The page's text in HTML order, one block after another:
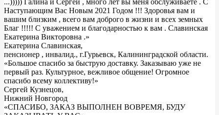
...))))) Галина и Сергей , много лет вы меня обслуживаете . С
Наступающим Вас Новым 2021 Годом !!! Здоровья вам и
вашим близким , всего вам доброго в жизни и всех земных
Благ !!!!! С уважением и благодарностью к вам . Славинская
Екатерина Викторовна .»
Екатерина Славинская,
пенсионер , инвалид., г.Гурьевск, Калининградской области.
«Большое спасибо за быструю доставку. Заказываю уже не
первый раз. Культурное, вежливое общение! Огромное
спасибо всему коллективу!»
Сергей Кузнецов,
Нижний Новгород
«СПАСИБО, ЗАКАЗ ВЫПОЛНЕН ВОВРЕМЯ, БУДУ